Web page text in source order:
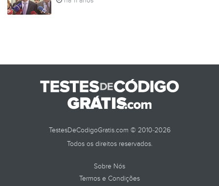
TestesDeCodigoGratis.com © 2010-2026
Todos os direitos reservados.
Sobre Nós
Termos e Condições